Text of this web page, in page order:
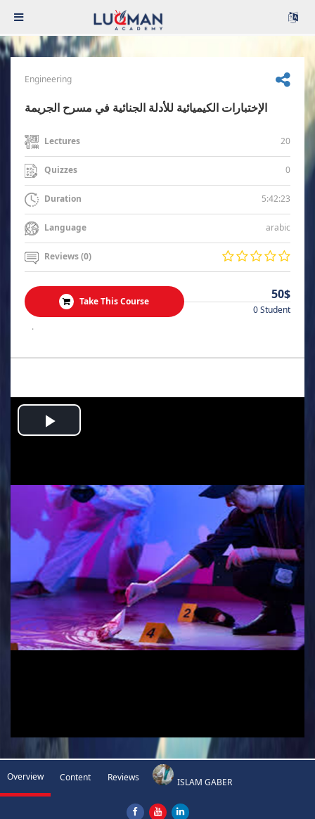
Engineering
الإختبارات الكيميائية للأدلة الجنائية في مسرح الجريمة
Lectures 20
Quizzes 0
Duration 5:42:23
Language arabic
Reviews (0)
Take This Course 50$
0 Student
.
Play
Overview Content Reviews ISLAM GABER